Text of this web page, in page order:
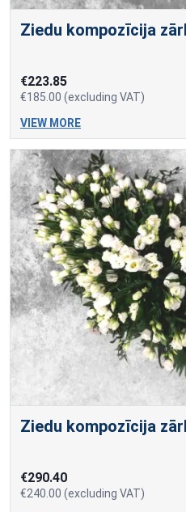
Ziedu kompozīcija
€223.85
€185.00 (excluding VAT)
VIEW MORE
Ziedu kompozīcija
€290.40
€240.00 (excluding VAT)